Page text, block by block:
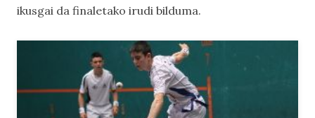
ikusgai da finaletako irudi bilduma.